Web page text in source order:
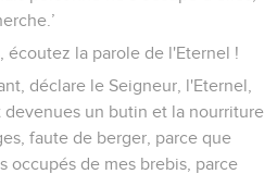
écoutez la parole de l'Eternel !
déclare le Seigneur, l'Eternel,
devenues un butin et la nourriture
faute de berger, parce que
occupés de mes brebis, parce